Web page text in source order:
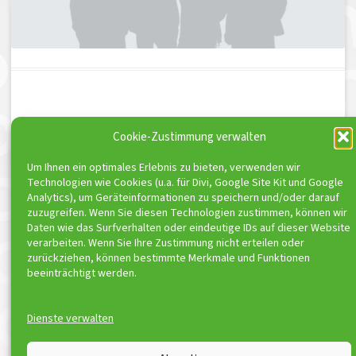
Cookie-Zustimmung verwalten
Um Ihnen ein optimales Erlebnis zu bieten, verwenden wir
Technologien wie Cookies (u.a. für Divi, Google Site Kit und Google
Analytics), um Geräteinformationen zu speichern und/oder darauf
zuzugreifen. Wenn Sie diesen Technologien zustimmen, können wir
Daten wie das Surfverhalten oder eindeutige IDs auf dieser Website
verarbeiten. Wenn Sie Ihre Zustimmung nicht erteilen oder
zurückziehen, können bestimmte Merkmale und Funktionen
beeinträchtigt werden.
Dienste verwalten
Schreibe einen Kommentar
abzugeben.
ToniSport e.V. ist Kooperationspartner von